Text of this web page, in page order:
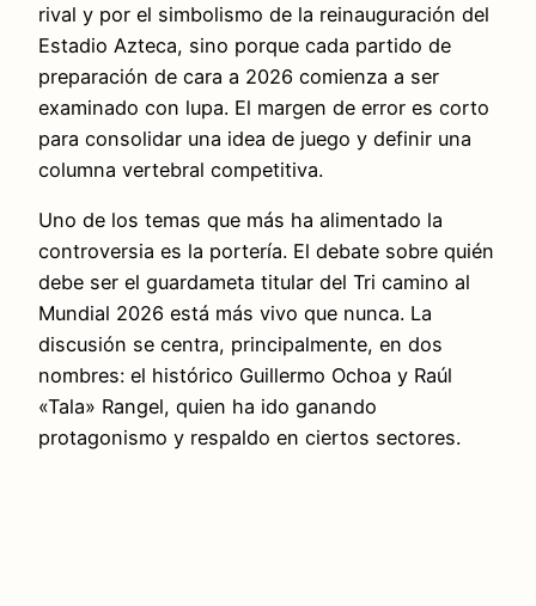
rival y por el simbolismo de la reinauguración del
Estadio Azteca, sino porque cada partido de
preparación de cara a 2026 comienza a ser
examinado con lupa. El margen de error es corto
para consolidar una idea de juego y definir una
columna vertebral competitiva.
Uno de los temas que más ha alimentado la
controversia es la portería. El debate sobre quién
debe ser el guardameta titular del Tri camino al
Mundial 2026 está más vivo que nunca. La
discusión se centra, principalmente, en dos
nombres: el histórico Guillermo Ochoa y Raúl
«Tala» Rangel, quien ha ido ganando
protagonismo y respaldo en ciertos sectores.